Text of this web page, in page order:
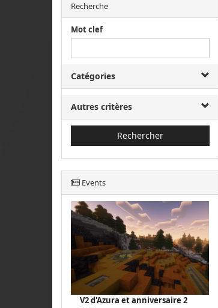
Recherche
Mot clef
Catégories
Autres critères
Rechercher
Events
V2 d'Azura et anniversaire 2